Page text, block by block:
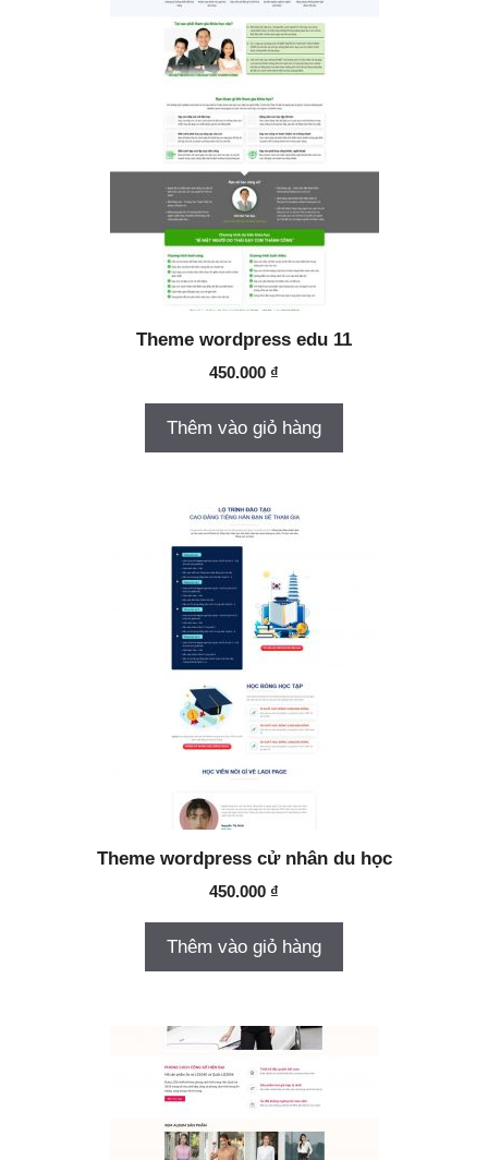
Theme wordpress edu 11
450.000 ₫
Thêm vào giỏ hàng
Theme wordpress cử nhân du học
450.000 ₫
Thêm vào giỏ hàng